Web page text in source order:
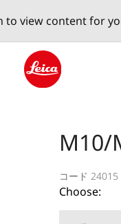
view content for
M10/
コード 24015
Choose: